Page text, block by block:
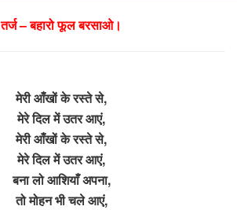
तर्ज – बहारो फूल बरसाओ।
मेरी आँखों के रस्ते से,
मेरे दिल में उतर आएं,
मेरी आँखों के रस्ते से,
मेरे दिल में उतर आएं,
बना लो आशियाँ अपना,
तो मोहन भी चले आएं,